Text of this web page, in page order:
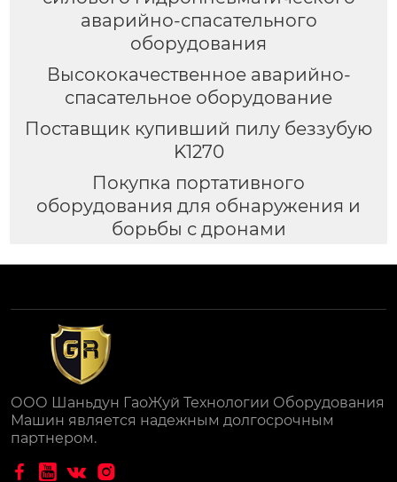
аварийно-спасательного
оборудования
Высококачественное аварийно-
спасательное оборудование
Поставщик купивший пилу беззубую
K1270
Покупка портативного
оборудования для обнаружения и
борьбы с дронами
ООО Шаньдун ГаоЖуй Технологии Оборудования
Машин является надежным долгосрочным
партнером.
   